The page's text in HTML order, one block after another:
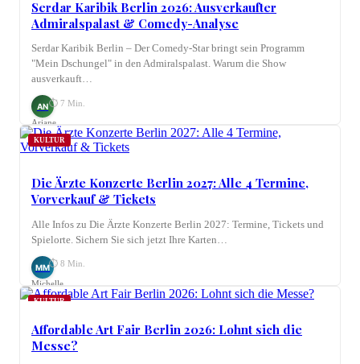
Serdar Karibik Berlin 2026: Ausverkaufter
Admiralspalast & Comedy-Analyse
Serdar Karibik Berlin – Der Comedy-Star bringt sein Programm
"Mein Dschungel" in den Admiralspalast. Warum die Show
ausverkauft…
AN
Ariane
Nagel
⏱ 7 Min.
KULTUR
Die Ärzte Konzerte Berlin 2027: Alle 4 Termine,
Vorverkauf & Tickets
Alle Infos zu Die Ärzte Konzerte Berlin 2027: Termine, Tickets und
Spielorte. Sichern Sie sich jetzt Ihre Karten…
MM
Michelle
Möhring
⏱ 8 Min.
KULTUR
Affordable Art Fair Berlin 2026: Lohnt sich die
Messe?